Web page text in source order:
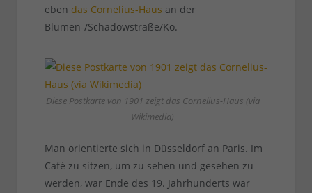
eben das Cornelius-Haus an der
Blumen-/Schadowstraße/Kö.
Diese Postkarte von 1901 zeigt das Cornelius-Haus (via
Wikimedia)
Man orientierte sich in Düsseldorf an Paris. Im
Café zu sitzen, um zu sehen und gesehen zu
werden, war Ende des 19. Jahrhunderts war